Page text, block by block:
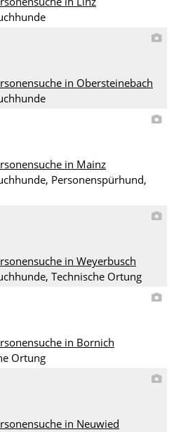
in Obersteinebach
in Mainz
Personenspürhund,
in Weyerbusch
Technische Ortung
in Bornich
Ortung
in Neuwied